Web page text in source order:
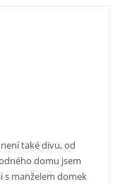
také divu, od
domu jsem
s manželem domek